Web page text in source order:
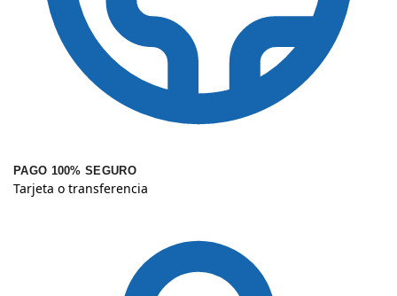
PAGO 100% SEGURO
Tarjeta o transferencia